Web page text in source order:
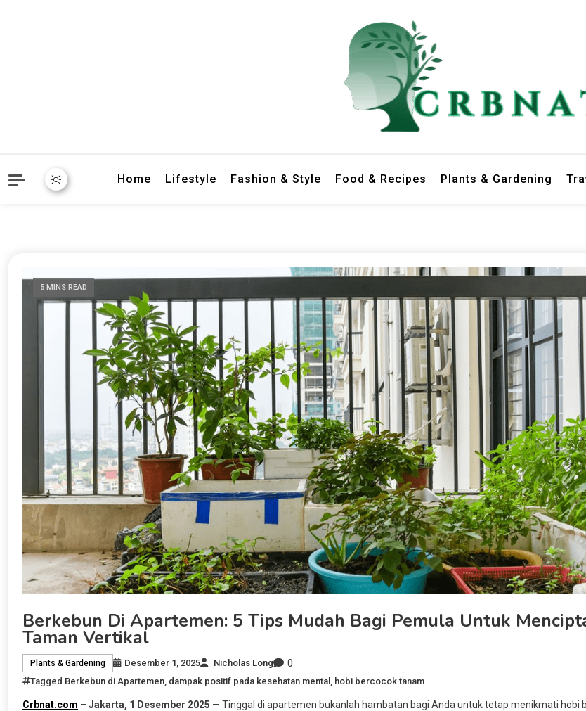
Home Lifestyle Fashion & Style Food & Recipes Plants & Gardening
5 MINS READ
Berkebun Di Apartemen: 5 Tips Mudah Bagi Pemula Untuk
Taman Vertikal
Plants & Gardening Desember 1, 2025 Nicholas Long 0
Tagged Berkebun di Apartemen dampak positif pada kesehatan mental hobi bercocok tanam
Crbnat.com – Jakarta, 1 Desember 2025 — Tinggal di apartemen bukanlah hambatan bagi Anda untuk tetap menikmati hobi